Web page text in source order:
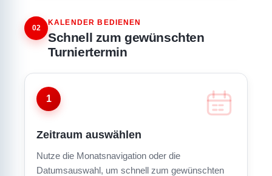
02
KALENDER BEDIENEN
Schnell zum gewünschten
Turniertermin
1
Zeitraum auswählen
Nutze die Monatsnavigation oder die
Datumsauswahl, um schnell zum gewünschten